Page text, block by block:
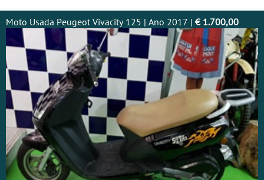
Moto Usada Peugeot Vivacity 125 | Ano 2017 | € 1.700,00